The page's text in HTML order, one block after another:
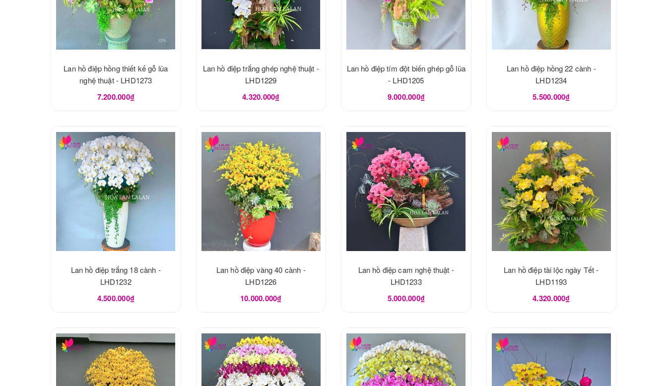
Lan hồ điệp hồng thiết kế gỗ lũa
nghệ thuật - LHD1273
7.200.000₫
Lan hồ điệp trắng ghép nghệ thuật -
LHD1229
4.320.000₫
Lan hồ điệp tím đột biến ghép gỗ lũa
- LHD1205
9.000.000₫
Lan hồ điệp hồng 22 cành -
LHD1234
5.500.000₫
Lan hồ điệp trắng 18 cành -
LHD1232
4.500.000₫
Lan hồ điệp vàng 40 cành -
LHD1226
10.000.000₫
Lan hồ điệp cam nghệ thuật -
LHD1233
5.000.000₫
Lan hồ điệp tài lộc ngày Tết -
LHD1193
4.320.000₫